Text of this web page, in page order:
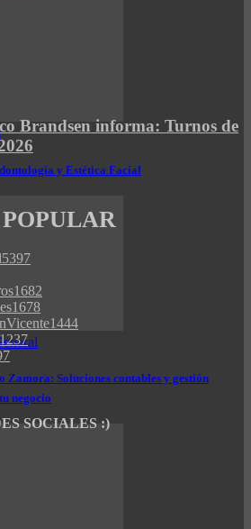
y Estética Facial
Zamora: Soluciones contables y gestión
negocio
Brandsen informa: Turnos de
5397
1682
1678
1444
1237
SOCIALES :)